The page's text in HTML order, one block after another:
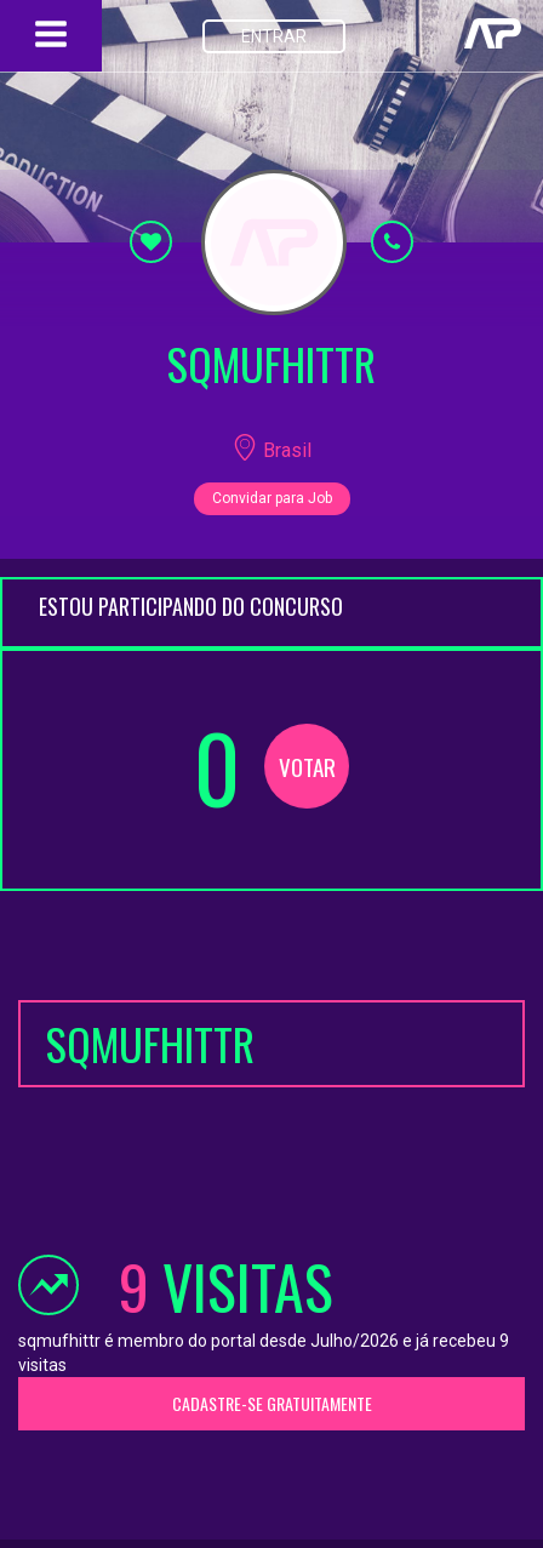
ENTRAR
SQMUFHITTR
Brasil
Convidar para Job
ESTOU PARTICIPANDO DO CONCURSO
0 VOTAR
SQMUFHITTR
9 VISITAS
sqmufhittr é membro do portal desde Julho/2026 e já recebeu 9
visitas
CADASTRE-SE GRATUITAMENTE